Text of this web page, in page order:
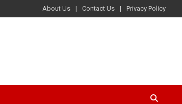
About Us Contact Us Privacy Policy